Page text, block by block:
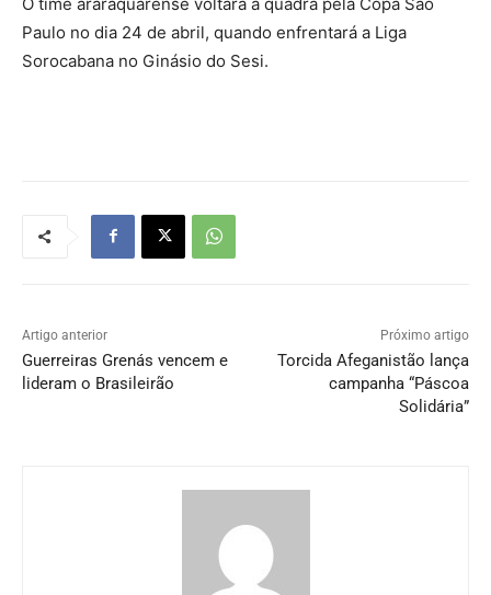
Paulo no dia 24 de abril, quando enfrentará a Liga
Sorocabana no Ginásio do Sesi.
Artigo anterior
Guerreiras Grenás vencem e
lideram o Brasileirão
Próximo artigo
Torcida Afeganistão lança
campanha “Páscoa
Solidária”